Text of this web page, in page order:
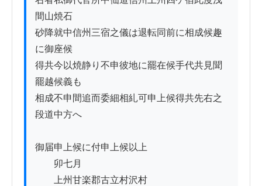
間山焼石
砂降就中信州三宿之儀は退転同前に相成候趣
に御座候
得共今以焼静り不申彼地に罷在候手代共見聞
罷越候義も
相成不申間追而委細相糺可申上候得共先右之
段道中方へ
御届申上候に付申上候以上
卯七月
上州甘楽郡古立村沢村